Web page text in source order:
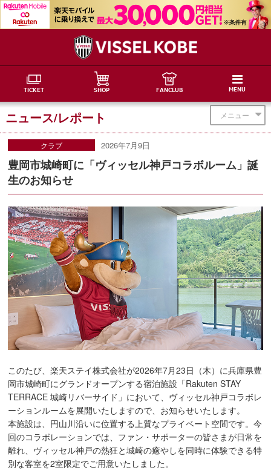
TICKET SHOP FANCLUB MENU
メニュー
ニュース/レポート
クラブ 2026年7月9日
豊岡市城崎町に「ヴィッセル神戸コラボルーム」誕
生のお知らせ
このたび、楽天ステイ株式会社が2026年7月23日（木）に兵庫県豊
岡市城崎町にグランドオープンする宿泊施設「Rakuten STAY
TERRACE 城崎リバーサイド」において、ヴィッセル神戸コラボレ
ーションルームを展開いたしますので、お知らせいたします。
本施設は、円山川沿いに位置する上質なプライベート空間です。今
回のコラボレーションでは、ファン・サポーターの皆さまが日常を
離れ、ヴィッセル神戸の熱狂と城崎の癒やしを同時に体験できる特
別な客室を2室限定でご用意いたしました。